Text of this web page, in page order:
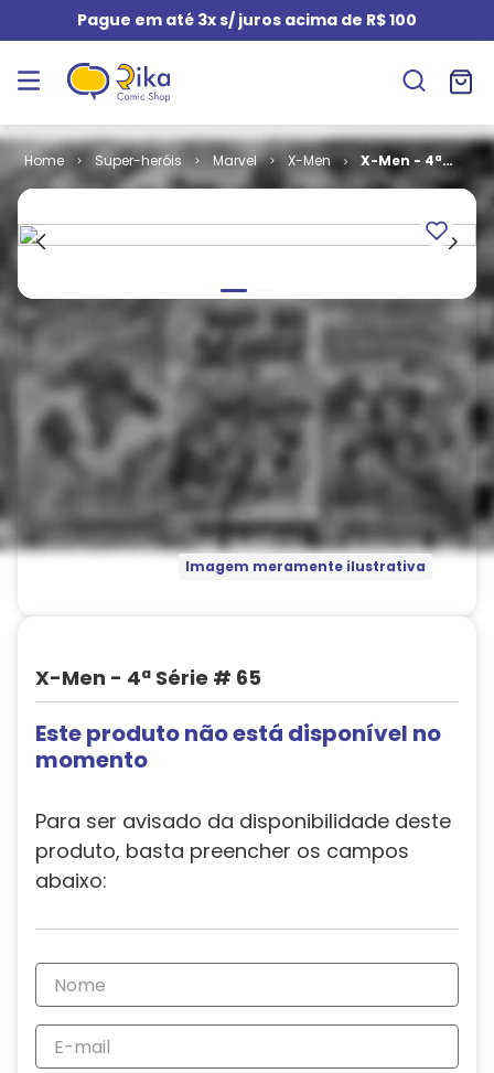
Pague em até 3x s/ juros acima de R$ 100
Super-heróis Marvel X-Men
X-Men - 4ª
Série # 65
Imagem meramente ilustrativa
X-Men - 4ª Série # 65
Este produto não está disponível no
momento
Para ser avisado da disponibilidade deste
produto, basta preencher os campos
abaixo: